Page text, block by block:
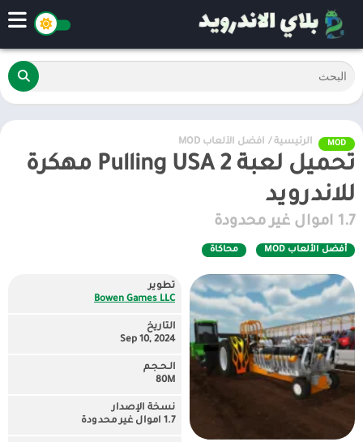
MOD الرئيسية / أفضل الألعاب MOD
تحميل لعبة Pulling USA 2 مهكرة
للاندرويد
1.7 اموال غير محدودة
أفضل الألعاب MOD محاكاة
تطوير
Bowen Games LLC
التاريخ
Sep 10, 2024
الـحـجـم
80M
نسخة الإصدار
1.7 اموال غير محدودة